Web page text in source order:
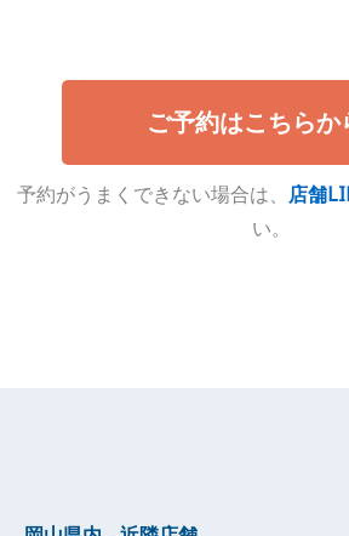
ご予約はこちらか
予約がうまくできない場合は、 店舗
い。